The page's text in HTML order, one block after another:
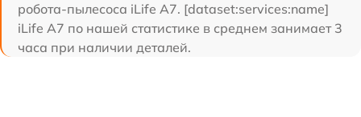
робота-пылесоса iLife A7. [dataset:services:name]
iLife A7 по нашей статистике в среднем занимает 3
часа при наличии деталей.